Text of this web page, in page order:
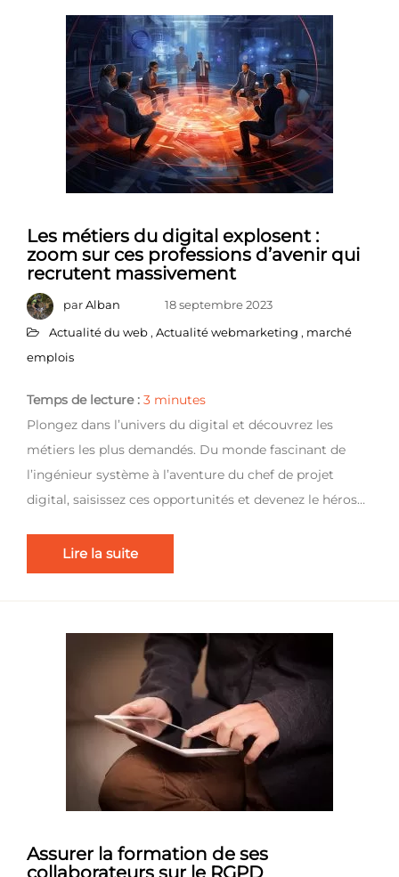
Les métiers du digital explosent :
zoom sur ces professions d’avenir qui
recrutent massivement
parAlban
18 septembre 2023
Actualité du web , Actualité webmarketing , marché
emplois
Temps de lecture : 3 minutes
Plongez dans l’univers du digital et découvrez les
métiers les plus demandés. Du monde fascinant de
l’ingénieur système à l’aventure du chef de projet
digital, saisissez ces opportunités et devenez le héros…
Lire la suite
Assurer la formation de ses
collaborateurs sur le RGPD